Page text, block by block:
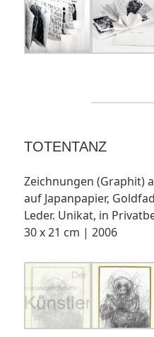
TOTENTANZ
Zeichnungen (Graphit)
auf Japanpapier,
Leder. Unikat, in
30 x 21 cm | 2006